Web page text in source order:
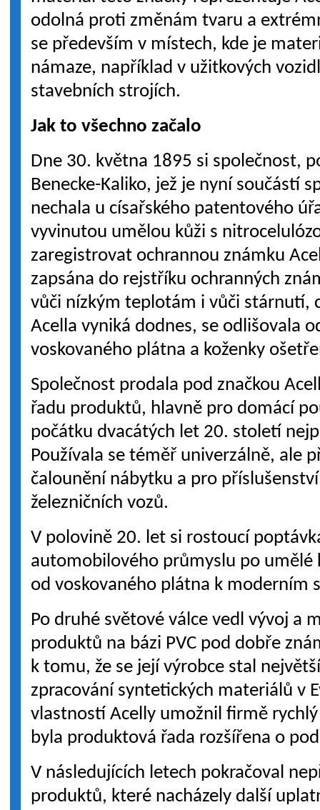
odolná proti změnám tvaru a
se především v místech, kde je
námaze, například v užitkových
stavebních strojích.
Jak to všechno začalo
Dne 30. května 1895 si společnost,
Benecke-Kaliko, jež je nyní součástí
nechala u císařského patentového
vyvinutou umělou kůži s
zaregistrovat ochrannou známku
zapsána do rejstříku ochranných
vůči nízkým teplotám i vůči stárnutí,
Acella vyniká dodnes, se odlišovala
voskovaného plátna a koženky
Společnost prodala pod značkou
řadu produktů, hlavně pro domácí
počátku dvacátých let 20. století
Používala se téměř univerzálně, ale
čalounění nábytku a pro
železničních vozů.
V polovině 20. let si rostoucí
automobilového průmyslu po umělé
od voskovaného plátna k moderním
Po druhé světové válce vedl vývoj a
produktů na bázi PVC pod dobře
k tomu, že se její výrobce stal
zpracování syntetických materiálů v
vlastností Acelly umožnil firmě
byla produktová řada rozšířena o
V následujících letech pokračoval
produktů, které nacházely další